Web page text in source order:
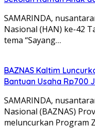
SAMARINDA,
Nasional (HAN) ke-42
tema “Sayang…
BAZNAS Kaltim
Bantuan Usaha Rp700
SAMARINDA,
Nasional (BAZNAS)
meluncurkan Program